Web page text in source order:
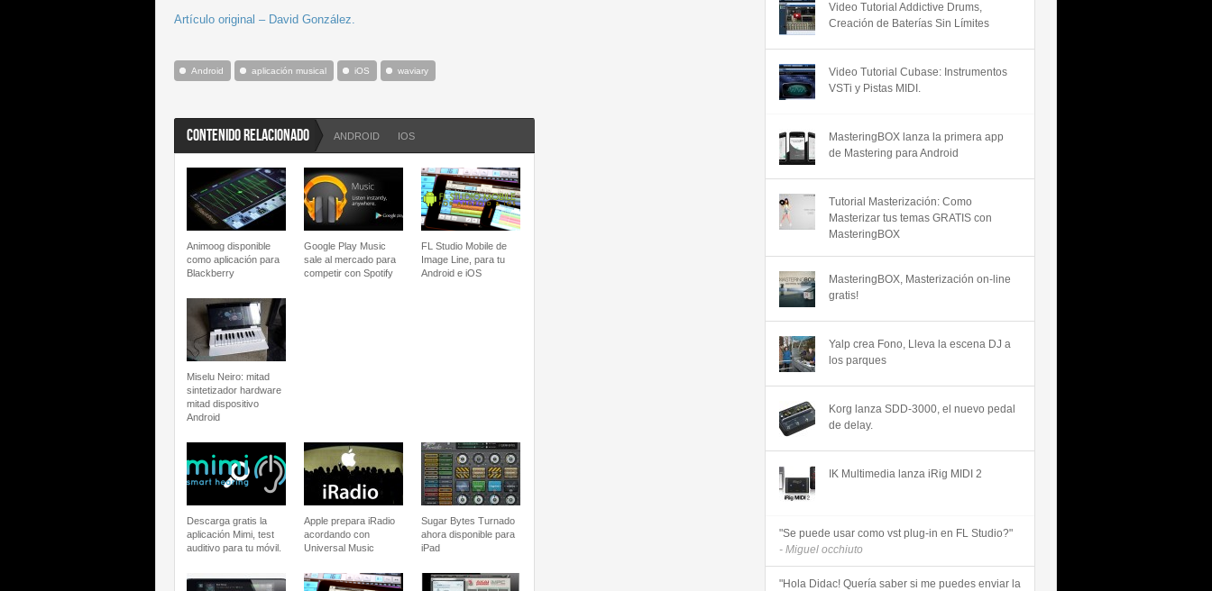
Artículo original – David González.
Android aplicación musical iOS waviary
CONTENIDO RELACIONADO ANDROID IOS
Animoog disponible
como aplicación para
Blackberry
Google Play Music
sale al mercado para
competir con Spotify
FL Studio Mobile de
Image Line, para tu
Android e iOS
Miselu Neiro: mitad
sintetizador hardware
mitad dispositivo
Android
Descarga gratis la
aplicación Mimi, test
auditivo para tu móvil.
Apple prepara iRadio
acordando con
Universal Music
Sugar Bytes Turnado
ahora disponible para
iPad
Video Tutorial Addictive Drums,
Creación de Baterías Sin Límites
Video Tutorial Cubase: Instrumentos
VSTi y Pistas MIDI.
MasteringBOX lanza la primera app
de Mastering para Android
Tutorial Masterización: Como
Masterizar tus temas GRATIS con
MasteringBOX
MasteringBOX, Masterización on-line
gratis!
Yalp crea Fono, Lleva la escena DJ a
los parques
Korg lanza SDD-3000, el nuevo pedal
de delay.
IK Multimedia lanza iRig MIDI 2
"Se puede usar como vst plug-in en FL Studio?"
- Miguel occhiuto
"Hola Didac! Quería saber si me puedes enviar la